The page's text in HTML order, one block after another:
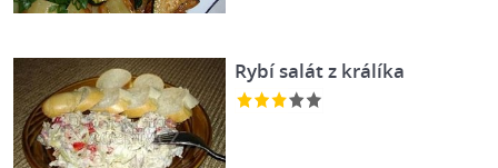
Rybí salát z králíka